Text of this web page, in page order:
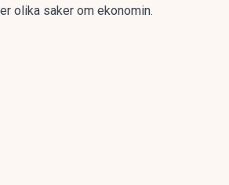
olika saker om ekonomin.